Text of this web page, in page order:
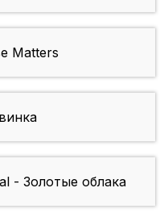
Matters
- Золотые облака